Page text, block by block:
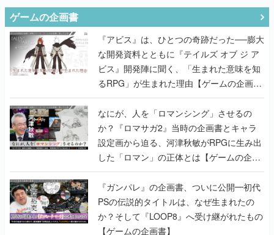
ゲームの企画書
『アビス』は、ひとつの奇跡だった──膨大
な開発資料とともに『テイルズ オブ ジ ア
ビス』開発陣に聞く、「生まれた意味を知
るRPG」が生まれた理由【ゲームの企画
書】
なにが、人を「ロマンシング」させるの
か？『ロマサガ2』当時の企画書とキャラ
設定画から迫る、河津秋敏がRPGに生み出
した「ロマン」の正体とは【ゲームの企画
書】
『ガンパレ』の企画書、ついに公開━初代
PSの伝説的タイトルは、なぜ生まれたの
か？そして『LOOP8』へ受け継がれたもの
【ゲームの企画書】